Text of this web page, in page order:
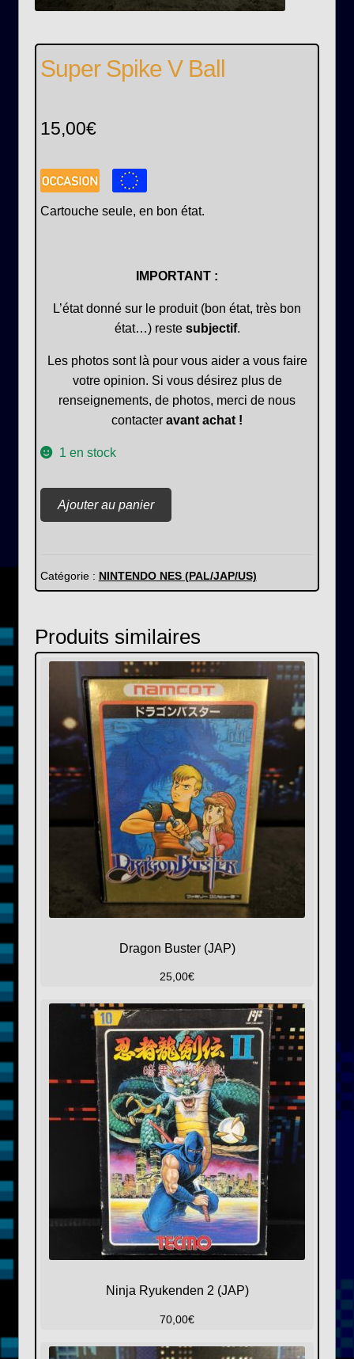
Super Spike V Ball
15,00€
Cartouche seule, en bon état.
IMPORTANT :
L’état donné sur le produit (bon état, très bon
état…) reste subjectif.
Les photos sont là pour vous aider a vous faire
votre opinion. Si vous désirez plus de
renseignements, de photos, merci de nous
contacter avant achat !
1 en stock
de
V
Ball
Ajouter au panier
Catégorie : NINTENDO NES (PAL/JAP/US)
Produits similaires
Dragon Buster (JAP)
25,00€
Ninja Ryukenden 2 (JAP)
70,00€